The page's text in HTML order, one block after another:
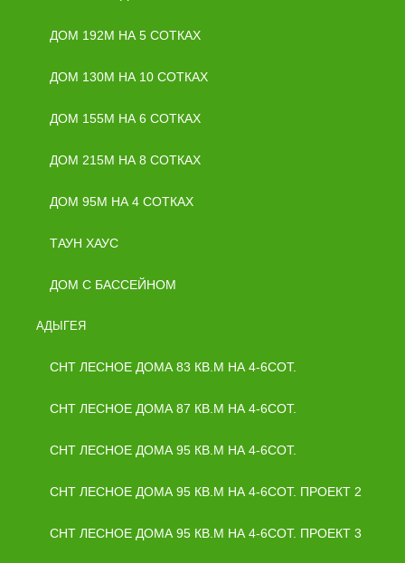
ДОМ 192М НА 5 СОТКАХ
ДОМ 130М НА 10 СОТКАХ
ДОМ 155М НА 6 СОТКАХ
ДОМ 215М НА 8 СОТКАХ
ДОМ 95М НА 4 СОТКАХ
ТАУН ХАУС
ДОМ С БАССЕЙНОМ
АДЫГЕЯ
СНТ ЛЕСНОЕ ДОМА 83 КВ.М НА 4-6СОТ.
СНТ ЛЕСНОЕ ДОМА 87 КВ.М НА 4-6СОТ.
СНТ ЛЕСНОЕ ДОМА 95 КВ.М НА 4-6СОТ.
СНТ ЛЕСНОЕ ДОМА 95 КВ.М НА 4-6СОТ. ПРОЕКТ 2
СНТ ЛЕСНОЕ ДОМА 95 КВ.М НА 4-6СОТ. ПРОЕКТ 3